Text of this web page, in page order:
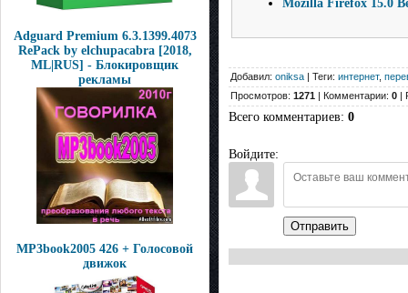
Adguard Premium 6.3.1399.4073
RePack by elchupacabra [2018,
ML|RUS] - Блокировщик
рекламы
MP3book2005 426 + Голосовой
движок
Mozilla Firefox 15.0
Добавил: oniksa | Теги: интернет,
Просмотров: 1271 | Комментарии: 0 |
Всего комментариев: 0
Войдите:
Отправить